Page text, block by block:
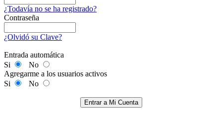
¿Todavía no se ha registrado?
Contraseña
¿Olvidó su Clave?
Entrada automática
Si
No
Agregarme a los usuarios activos
Si
No
Entrar a Mi Cuenta